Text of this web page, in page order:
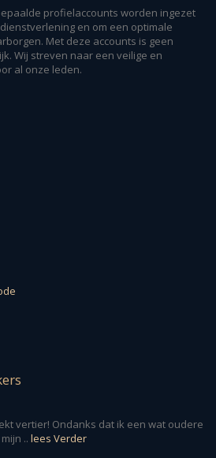
profielaccounts worden ingezet
en om een optimale
Met deze accounts is geen
Wij streven naar een veilige en
al onze leden.
vertier! Ondanks dat ik een wat oudere
.. lees Verder